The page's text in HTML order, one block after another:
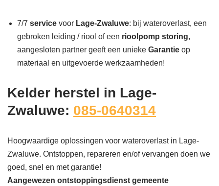
7/7 service voor Lage-Zwaluwe: bij wateroverlast, een
gebroken leiding / riool of een rioolpomp storing,
aangesloten partner geeft een unieke Garantie op
materiaal en uitgevoerde werkzaamheden!
Kelder herstel in Lage-
Zwaluwe: 085-0640314
Hoogwaardige oplossingen voor wateroverlast in Lage-
Zwaluwe. Ontstoppen, repareren en/of vervangen doen we
goed, snel en met garantie!
Aangewezen ontstoppingsdienst gemeente